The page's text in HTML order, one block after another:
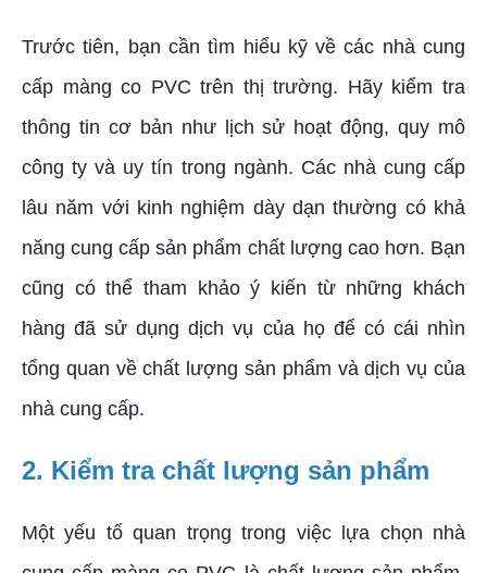
Trước tiên, bạn cần tìm hiểu kỹ về các nhà cung
cấp màng co PVC trên thị trường. Hãy kiểm tra
thông tin cơ bản như lịch sử hoạt động, quy mô
công ty và uy tín trong ngành. Các nhà cung cấp
lâu năm với kinh nghiệm dày dạn thường có khả
năng cung cấp sản phẩm chất lượng cao hơn. Bạn
cũng có thể tham khảo ý kiến từ những khách
hàng đã sử dụng dịch vụ của họ để có cái nhìn
tổng quan về chất lượng sản phẩm và dịch vụ của
nhà cung cấp.
2. Kiểm tra chất lượng sản phẩm
Một yếu tố quan trọng trong việc lựa chọn nhà